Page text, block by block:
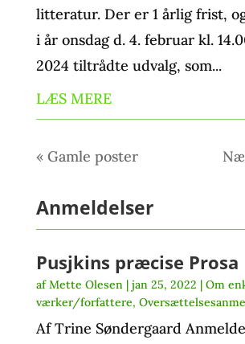
litteratur. Der er 1 årlig frist,
i år onsdag d. 4. februar kl.
2024 tiltrådte udvalg, som...
LÆS MERE
« Gamle poster
Anmeldelser
Pusjkins præcise Prosa
afMette Olesen| jan 25, 2022 | Om
værker/forfattere,
Af Trine Søndergaard